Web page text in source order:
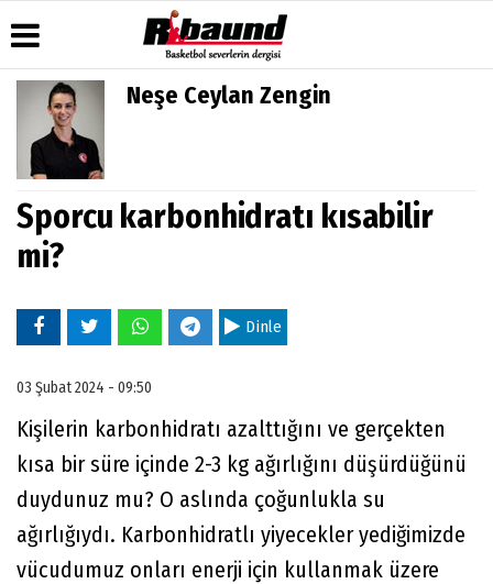
Üye Paneli
Haber
Arşivi
Gazete
Arşivi
Manşetleri
Anketler
Galeri
Foto
Çerez
Politikası
Neşe Ceylan Zengin
Sporcu karbonhidratı kısabilir
mi?
Dinle
03 Şubat 2024 - 09:50
Kişilerin karbonhidratı azalttığını ve gerçekten
kısa bir süre içinde 2-3 kg ağırlığını düşürdüğünü
duydunuz mu? O aslında çoğunlukla su
ağırlığıydı. Karbonhidratlı yiyecekler yediğimizde
vücudumuz onları enerji için kullanmak üzere